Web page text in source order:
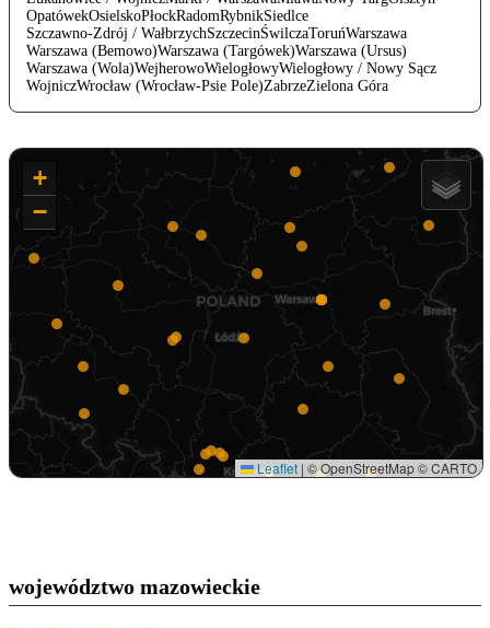
OpatówekOsielskoPłockRadomRybnikSiedlce
Szczawno-Zdrój / WałbrzychSzczecinŚwilczaToruńWarszawa
Warszawa (Bemowo)Warszawa (Targówek)Warszawa (Ursus)
Warszawa (Wola)WejherowoWielogłowyWielogłowy / Nowy Sącz
WojniczWrocław (Wrocław-Psie Pole)ZabrzeZielona Góra
+
−
Leaflet | © OpenStreetMap © CARTO
województwo mazowieckie